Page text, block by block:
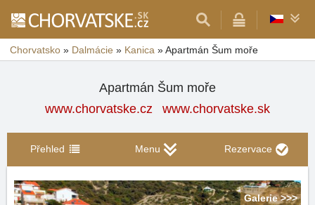
Chorvatsko » Dalmácie » Kanica »Apartmán Šum moře
Apartmán Šum moře
www.chorvatske.cz
www.chorvatske.sk
Přehled Menu Rezervace
Galerie >>>